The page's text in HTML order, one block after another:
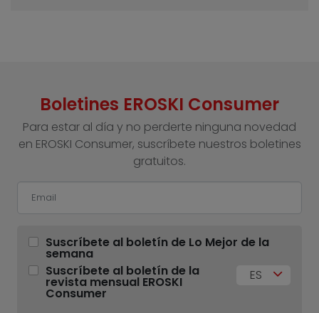
Boletines EROSKI Consumer
Para estar al día y no perderte ninguna novedad
en EROSKI Consumer, suscríbete nuestros boletines
gratuitos.
Suscríbete al boletín de Lo Mejor de la
semana
Suscríbete al boletín de la
revista mensual EROSKI
Consumer
ES